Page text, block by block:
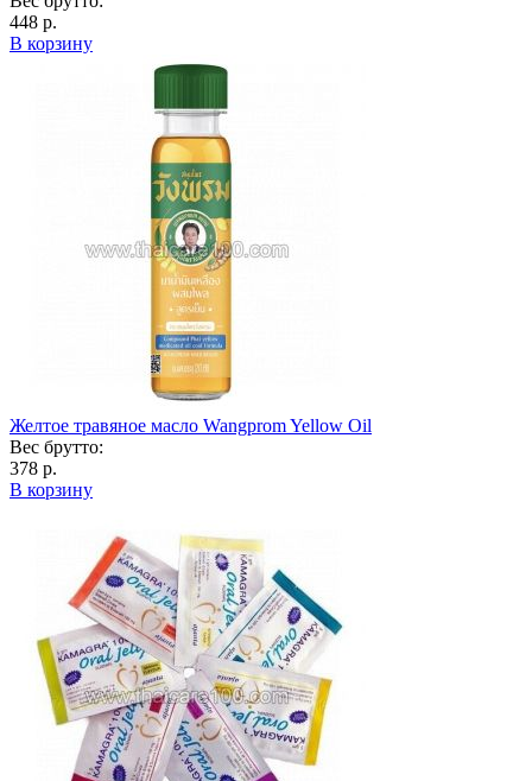
448 р.
В корзину
Желтое травяное масло Wangprom Yellow Oil
Вес брутто:
378 р.
В корзину